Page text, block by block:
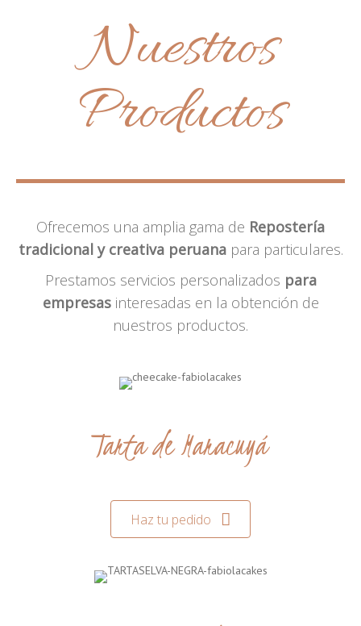
Nuestros
Productos
Ofrecemos una amplia gama de Repostería
tradicional y creativa peruanapara particulares.
Prestamos servicios personalizados para
empresasinteresadas en la obtención de
nuestros productos.
Tarta de Maracuyá
Haz tu pedido